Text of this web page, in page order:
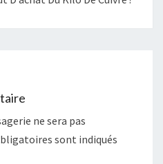
ne sera pas
sont indiqués